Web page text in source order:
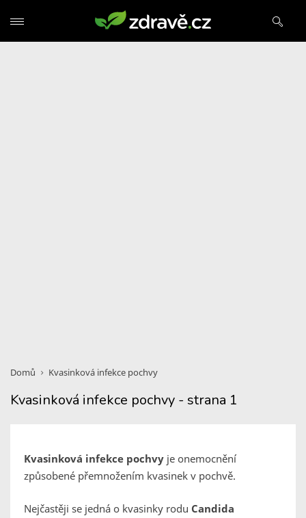
Domů Kvasinková infekce pochvy
Kvasinková infekce pochvy - strana 1
Kvasinková infekce pochvy je onemocnění
způsobené přemnožením kvasinek v pochvě.
Nejčastěji se jedná o kvasinky rodu Candida